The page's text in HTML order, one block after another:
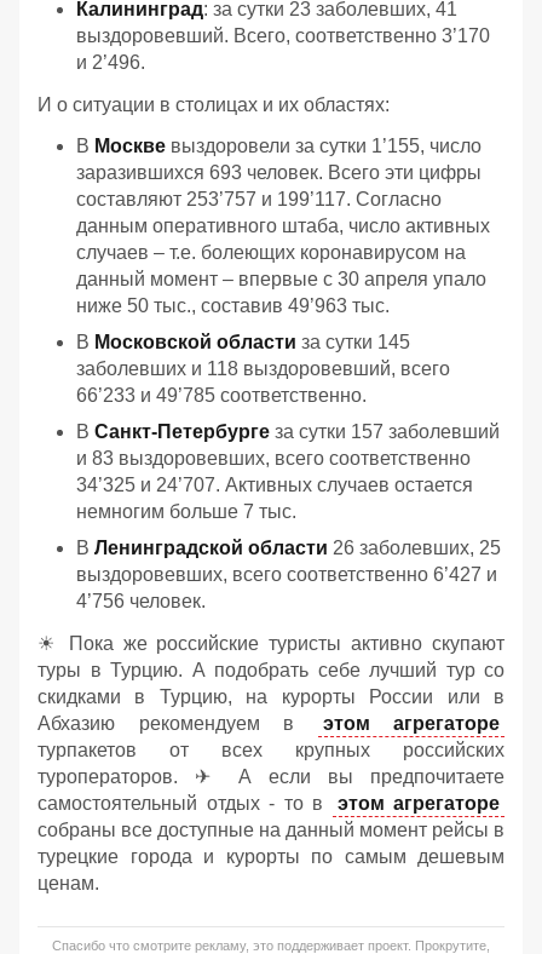
Калининград: за сутки 23 заболевших, 41
выздоровевший. Всего, соответственно 3’170
и 2’496.
И о ситуации в столицах и их областях:
В Москве выздоровели за сутки 1’155, число
заразившихся 693 человек. Всего эти цифры
составляют 253’757 и 199’117. Согласно
данным оперативного штаба, число активных
случаев – т.е. болеющих коронавирусом на
данный момент – впервые с 30 апреля упало
ниже 50 тыс., составив 49’963 тыс.
В Московской области за сутки 145
заболевших и 118 выздоровевший, всего
66’233 и 49’785 соответственно.
В Санкт-Петербурге за сутки 157 заболевший
и 83 выздоровевших, всего соответственно
34’325 и 24’707. Активных случаев остается
немногим больше 7 тыс.
В Ленинградской области 26 заболевших, 25
выздоровевших, всего соответственно 6’427 и
4’756 человек.
☀ Пока же российские туристы активно скупают
туры в Турцию. А подобрать себе лучший тур со
скидками в Турцию, на курорты России или в
Абхазию рекомендуем в
этом агрегаторе
турпакетов от всех крупных российских
туроператоров. ✈ А если вы предпочитаете
самостоятельный отдых - то в
этом агрегаторе
собраны все доступные на данный момент рейсы в
турецкие города и курорты по самым дешевым
ценам.
Спасибо что смотрите рекламу, это поддерживает проект. Прокрутите,